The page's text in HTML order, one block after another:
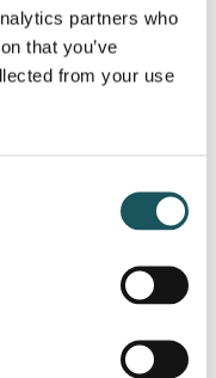
partners who
that you’ve
from your use